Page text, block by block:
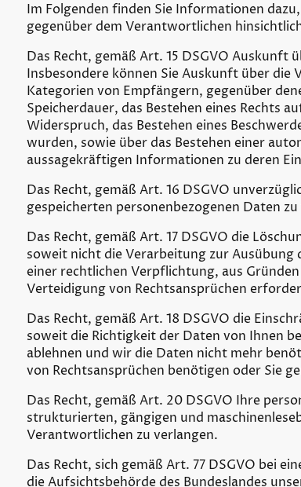
Im Folgenden finden Sie Informationen
gegenüber dem Verantwortlichen
Das Recht, gemäß Art. 15 DSGVO
Insbesondere können Sie Auskunft über die
Kategorien von Empfängern, gegenüber
Speicherdauer, das Bestehen eines Rechts
Widerspruch, das Bestehen eines
wurden, sowie über das Bestehen einer
aussagekräftigen Informationen zu deren
Das Recht, gemäß Art. 16 DSGVO
gespeicherten personenbezogenen Daten
Das Recht, gemäß Art. 17 DSGVO die
soweit nicht die Verarbeitung zur
einer rechtlichen Verpflichtung, aus
Verteidigung von Rechtsansprüchen
Das Recht, gemäß Art. 18 DSGVO die
soweit die Richtigkeit der Daten von Ihnen
ablehnen und wir die Daten nicht mehr
von Rechtsansprüchen benötigen oder Sie
Das Recht, gemäß Art. 20 DSGVO Ihre
strukturierten, gängigen und
Verantwortlichen zu verlangen.
Das Recht, sich gemäß Art. 77 DSGVO bei
die Aufsichtsbehörde des Bundeslandes